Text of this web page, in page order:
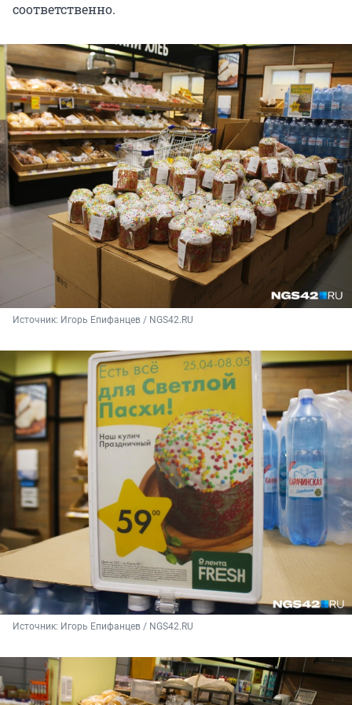
соответственно.
Источник: Игорь Епифанцев / NGS42.RU
Источник: Игорь Епифанцев / NGS42.RU